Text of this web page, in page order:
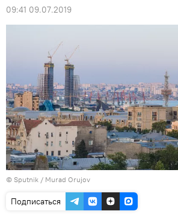
09:41 09.07.2019
© Sputnik / Murad Orujov
Подписаться